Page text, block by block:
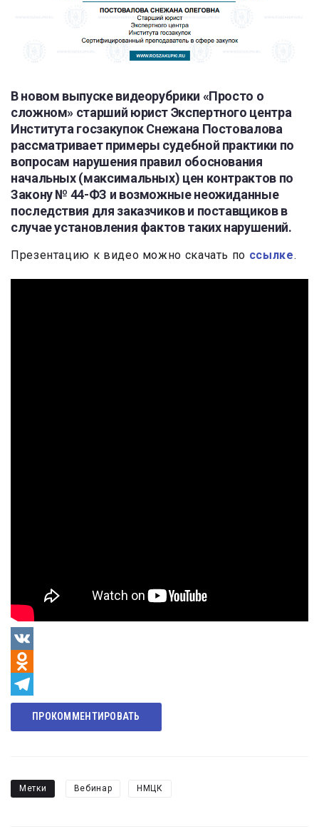
В новом выпуске видеорубрики «Просто о
сложном» старший юрист Экспертного центра
Института госзакупок Снежана Постовалова
рассматривает примеры судебной практики по
вопросам нарушения правил обоснования
начальных (максимальных) цен контрактов по
Закону № 44-ФЗ и возможные неожиданные
последствия для заказчиков и поставщиков в
случае установления фактов таких нарушений.
Презентацию к видео можно скачать по ссылке.
VK
Odnoklassniki
Telegram
ПРОКОММЕНТИРОВАТЬ
Метки Вебинар НМЦК